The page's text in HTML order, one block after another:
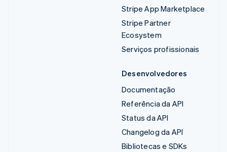
Stripe App Marketplace
Stripe Partner
Ecosystem
Serviços profissionais
Desenvolvedores
Documentação
Referência da API
Status da API
Changelog da API
Bibliotecas e SDKs